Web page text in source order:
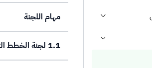
مهام اللجنة
1.1 لجنة الخطط التشغيلية ومؤشرات الأداء (اللجنة الفرعية)